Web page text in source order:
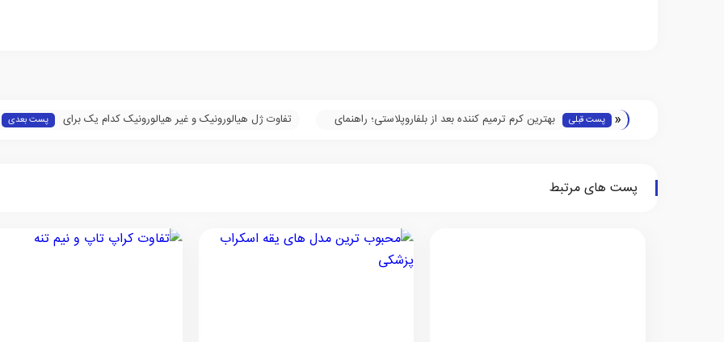
« پست قبلی
بهترین کرم ترمیم کننده بعد از بلفاروپلاستی؛ راهنمای
تفاوت ژل هیالورونیک و غیر هیالورونیک کدام یک برای
پست بعدی
پست های مرتبط